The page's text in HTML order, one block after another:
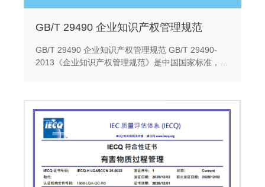
GB/T 29490 企业知识产权管理规范
GB/T 29490 企业知识产权管理规范 GB/T 29490-
2013《企业知识产权管理规范》是中国国家标准，旨
知识产权管理方法，以提高企业的知识产权创造、获
取、管理和保护能力